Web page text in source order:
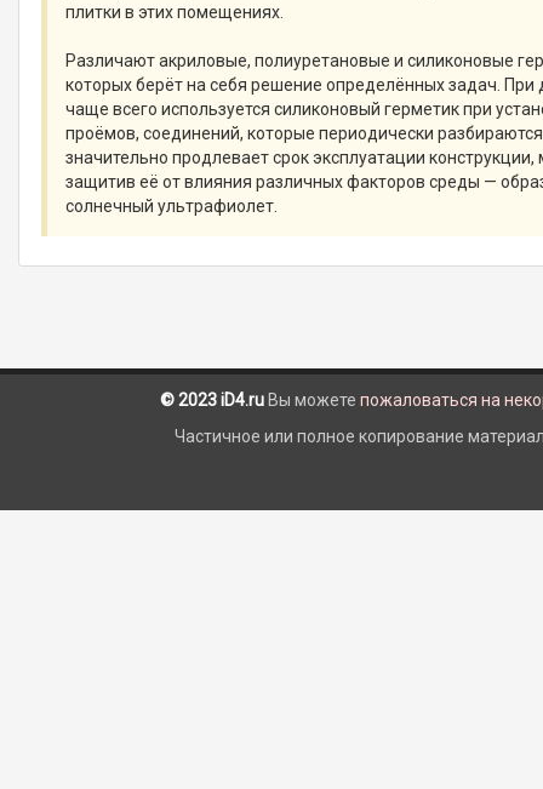
плитки в этих помещениях.
Различают акриловые, полиуретановые и силиконовые
которых берёт на себя решение определённых задач.
чаще всего используется силиконовый герметик при
проёмов, соединений, которые периодически
значительно продлевает срок эксплуатации
защитив её от влияния различных факторов среды —
солнечный ультрафиолет.
© 2023 iD4.ru Вы можете пожаловаться на
Частичное или полное копирование